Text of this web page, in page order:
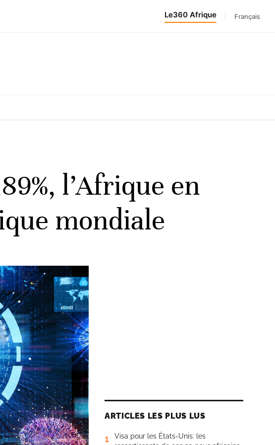
Le360 Afrique Français
l’Afrique en
mondiale
ARTICLES LES PLUS LUS
1
Visa pour les États-Unis: les